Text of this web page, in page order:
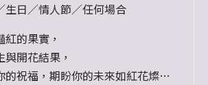
生日／情人節／任何場合
的果實，
開花結果，
的祝福，期盼你的未來如紅花燦